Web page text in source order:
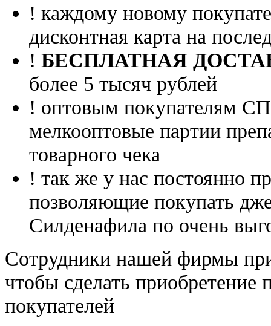
! каждому новому
дисконтная карта на
! БЕСПЛАТНАЯ
более 5 тысяч рублей
! оптовым покупателям
мелкооптовые партии
товарного чека
! так же у нас постоянно
позволяющие покупать
Силденафила по очень
Cотрудники нашей фирмы
чтобы сделать приобретение
покупателей